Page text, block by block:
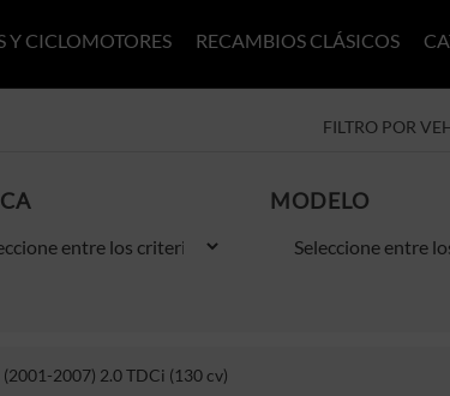
Y CICLOMOTORES RECAMBIOS CLÁSICOS
FILTRO POR
MODELO
2007) 2.0 TDCi (130 cv)